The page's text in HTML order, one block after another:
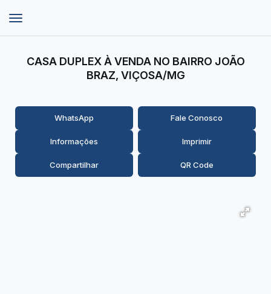
CASA DUPLEX À VENDA NO BAIRRO JOÃO
BRAZ, VIÇOSA/MG
WhatsApp Fale Conosco
Informações Imprimir
Compartilhar QR Code